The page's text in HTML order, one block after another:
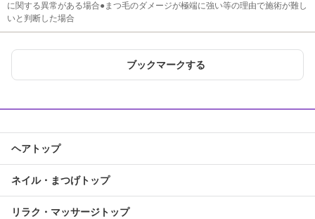
に関する異常がある場合●まつ毛のダメージが極端に強い等の理由で施術が難し
いと判断した場合
ブックマークする
ヘアトップ
ネイル・まつげトップ
リラク・マッサージトップ